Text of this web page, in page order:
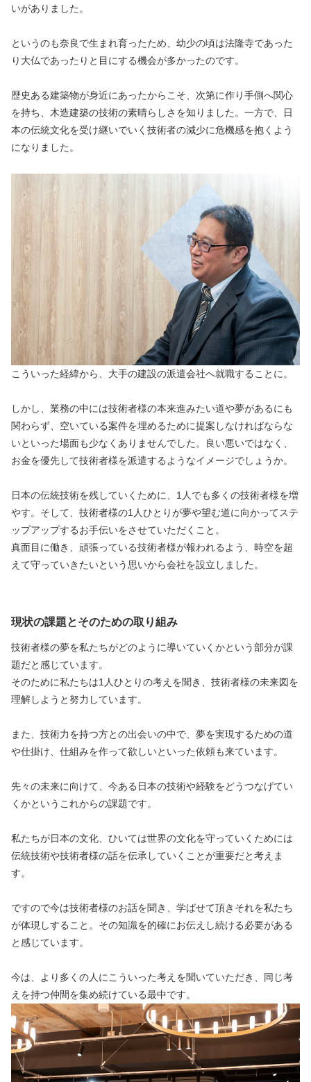
いがありました。
というのも奈良で生まれ育ったため、幼少の頃は法隆寺であった
り大仏であったりと目にする機会が多かったのです。
歴史ある建築物が身近にあったからこそ、次第に作り手側へ関心
を持ち、木造建築の技術の素晴らしさを知りました。一方で、日
本の伝統文化を受け継いでいく技術者の減少に危機感を抱くよう
になりました。
こういった経緯から、大手の建設の派遣会社へ就職することに。
しかし、業務の中には技術者様の本来進みたい道や夢があるにも
関わらず、空いている案件を埋めるために提案しなければならな
いといった場面も少なくありませんでした。良い悪いではなく、
お金を優先して技術者様を派遣するようなイメージでしょうか。
日本の伝統技術を残していくために、1人でも多くの技術者様を増
やす。そして、技術者様の1人ひとりが夢や望む道に向かってステ
ップアップするお手伝いをさせていただくこと。
真面目に働き、頑張っている技術者様が報われるよう、時空を超
えて守っていきたいという思いから会社を設立しました。
現状の課題とそのための取り組み
技術者様の夢を私たちがどのように導いていくかという部分が課
題だと感じています。
そのために私たちは1人ひとりの考えを聞き、技術者様の未来図を
理解しようと努力しています。
また、技術力を持つ方との出会いの中で、夢を実現するための道
や仕掛け、仕組みを作って欲しいといった依頼も来ています。
先々の未来に向けて、今ある日本の技術や経験をどうつなげてい
くかというこれからの課題です。
私たちが日本の文化、ひいては世界の文化を守っていくためには
伝統技術や技術者様の話を伝承していくことが重要だと考えま
す。
ですので今は技術者様のお話を聞き、学ばせて頂きそれを私たち
が体現しすること。その知識を的確にお伝えし続ける必要がある
と感じています。
今は、より多くの人にこういった考えを聞いていただき、同じ考
えを持つ仲間を集め続けている最中です。